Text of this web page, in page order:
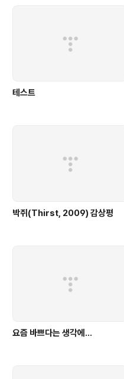
텔을 찾아 체크인을 하고 편의점 등의
테스트
박쥐(Thirst, 2009) 감상평
요즘 바쁘다는 생각에...